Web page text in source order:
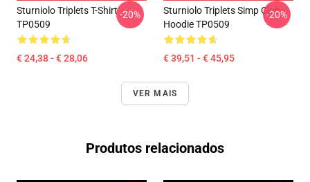
Sturniolo Triplets T-Shirt
TP0509
€ 24,38 - € 28,06
-20%
Sturniolo Triplets Simp Club
Hoodie TP0509
€ 39,51 - € 45,95
-20%
VER MAIS
Produtos relacionados